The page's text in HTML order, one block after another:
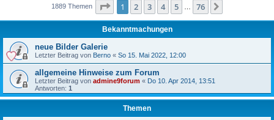
1889 Themen Seite 1von 76
1 2 3 4 5 76
Bekanntmachungen
neue Bilder Galerie
Letzter Beitrag von Berno « So 15. Mai 2022, 12:00
allgemeine Hinweise zum Forum
Letzter Beitrag von admine9forum « Do 10. Apr 2014, 13:51
Antworten: 1
Themen